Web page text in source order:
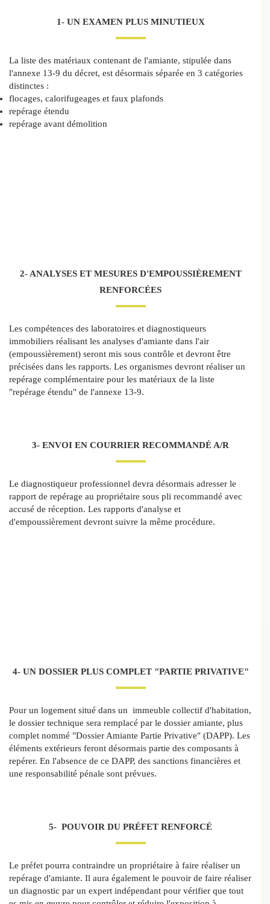
1- UN EXAMEN PLUS MINUTIEUX
La liste des matériaux contenant de l'amiante, stipulée dans
l'annexe 13-9 du décret, est désormais séparée en 3 catégories
distinctes :
flocages, calorifugeages et faux plafonds
repérage étendu
repérage avant démolition
2- ANALYSES ET MESURES D'EMPOUSSIÈREMENT
RENFORCÉES
Les compétences des laboratoires et diagnostiqueurs
immobiliers réalisant les analyses d'amiante dans l'air
(empoussièrement) seront mis sous contrôle et devront être
précisées dans les rapports. Les organismes devront réaliser un
repérage complémentaire pour les matériaux de la liste
"repérage étendu" de l'annexe 13-9.
3- ENVOI EN COURRIER RECOMMANDÉ A/R
Le diagnostiqueur professionnel devra désormais adresser le
rapport de repérage au propriétaire sous pli recommandé avec
accusé de réception. Les rapports d'analyse et
d'empoussièrement devront suivre la même procédure.
4- UN DOSSIER PLUS COMPLET "PARTIE PRIVATIVE"
Pour un logement situé dans un immeuble collectif d'habitation,
le dossier technique sera remplacé par le dossier amiante, plus
complet nommé "Dossier Amiante Partie Privative" (DAPP). Les
éléments extérieurs feront désormais partie des composants à
repérer. En l'absence de ce DAPP, des sanctions financières et
une responsabilité pénale sont prévues.
5- POUVOIR DU PRÉFET RENFORCÉ
Le préfet pourra contraindre un propriétaire à faire réaliser un
repérage d'amiante. Il aura également le pouvoir de faire réaliser
un diagnostic par un expert indépendant pour vérifier que tout